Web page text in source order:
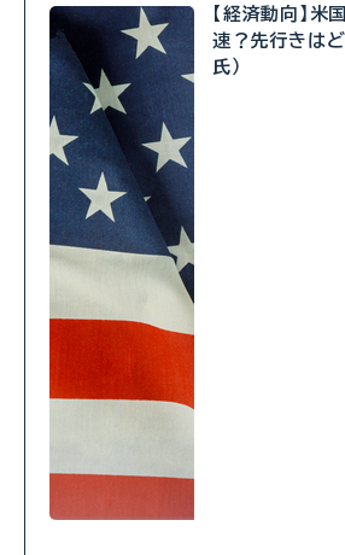
【経済動向】米
速？先行きは
氏）